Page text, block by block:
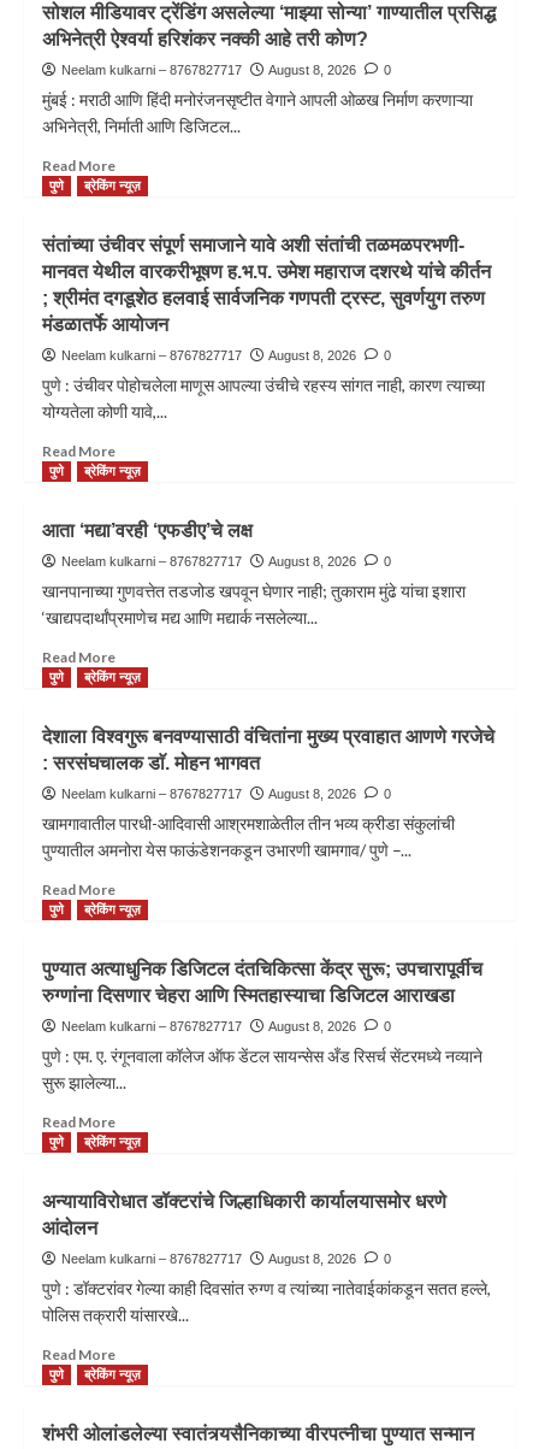
सोशल मीडियावर ट्रेंडिंग असलेल्या ‘माझ्या सोन्या’ गाण्यातील प्रसिद्ध
अभिनेत्री ऐश्वर्या हरिशंकर नक्की आहे तरी कोण?
Neelam kulkarni – 8767827717 August 8, 2026 0
मुंबई : मराठी आणि हिंदी मनोरंजनसृष्टीत वेगाने आपली ओळख निर्माण करणाऱ्या
अभिनेत्री, निर्माती आणि डिजिटल...
Read More
पुणे ब्रेकिंग न्यूज़
संतांच्या उंचीवर संपूर्ण समाजाने यावे अशी संतांची तळमळपरभणी-
मानवत येथील वारकरीभूषण ह.भ.प. उमेश महाराज दशरथे यांचे कीर्तन
; श्रीमंत दगडूशेठ हलवाई सार्वजनिक गणपती ट्रस्ट, सुवर्णयुग तरुण
मंडळातर्फे आयोजन
Neelam kulkarni – 8767827717 August 8, 2026 0
पुणे : उंचीवर पोहोचलेला माणूस आपल्या उंचीचे रहस्य सांगत नाही, कारण त्याच्या
योग्यतेला कोणी यावे,...
Read More
पुणे ब्रेकिंग न्यूज़
आता ‘मद्या’वरही ‘एफडीए’चे लक्ष
Neelam kulkarni – 8767827717 August 8, 2026 0
खानपानाच्या गुणवत्तेत तडजोड खपवून घेणार नाही; तुकाराम मुंढे यांचा इशारा
‘खाद्यपदार्थांप्रमाणेच मद्य आणि मद्यार्क नसलेल्या...
Read More
पुणे ब्रेकिंग न्यूज़
देशाला विश्वगुरू बनवण्यासाठी वंचितांना मुख्य प्रवाहात आणणे गरजेचे
: सरसंघचालक डाॅ. मोहन भागवत
Neelam kulkarni – 8767827717 August 8, 2026 0
खामगावातील पारधी-आदिवासी आश्रमशाळेतील तीन भव्य क्रीडा संकुलांची
पुण्यातील अमनोरा येस फाऊंडेशनकडून उभारणी खामगाव/ पुणे –...
Read More
पुणे ब्रेकिंग न्यूज़
पुण्यात अत्याधुनिक डिजिटल दंतचिकित्सा केंद्र सुरू; उपचारापूर्वीच
रुग्णांना दिसणार चेहरा आणि स्मितहास्याचा डिजिटल आराखडा
Neelam kulkarni – 8767827717 August 8, 2026 0
पुणे : एम. ए. रंगूनवाला कॉलेज ऑफ डेंटल सायन्सेस अँड रिसर्च सेंटरमध्ये नव्याने
सुरू झालेल्या...
Read More
पुणे ब्रेकिंग न्यूज़
अन्यायाविरोधात डॉक्टरांचे जिल्हाधिकारी कार्यालयासमोर धरणे
आंदोलन
Neelam kulkarni – 8767827717 August 8, 2026 0
पुणे : डॉक्टरांवर गेल्या काही दिवसांत रुग्ण व त्यांच्या नातेवाईकांकडून सतत हल्ले,
पोलिस तक्रारी यांसारखे...
Read More
पुणे ब्रेकिंग न्यूज़
शंभरी ओलांडलेल्या स्वातंत्र्यसैनिकाच्या वीरपत्नीचा पुण्यात सन्मान